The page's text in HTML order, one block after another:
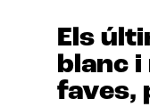
Els
blanc i
faves,